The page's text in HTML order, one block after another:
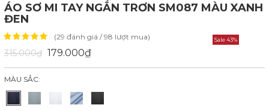
ÁO SƠ MI TAY NGẮN TRƠN SM087 MÀU XANH
ĐEN
Sale 43%
(29 đánh giá / 98 lượt mua)
315.000₫ 179.000₫
MÀU SẮC: